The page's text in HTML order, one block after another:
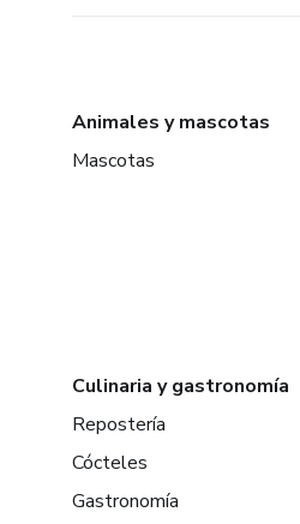
Animales y mascotas
Mascotas
Culinaria y gastronomía
Repostería
Cócteles
Gastronomía